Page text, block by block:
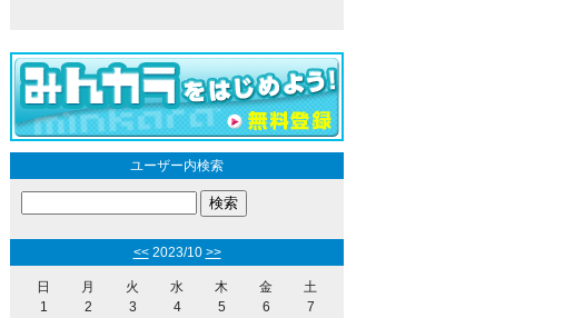
ユーザー内検索
<<2023/10 >>
日 月 火 水 木 金
土
1
2 3 4 5 6
7